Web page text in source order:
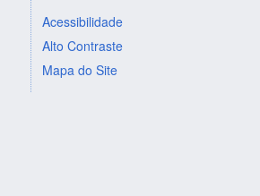
Acessibilidade
Alto Contraste
Mapa do Site